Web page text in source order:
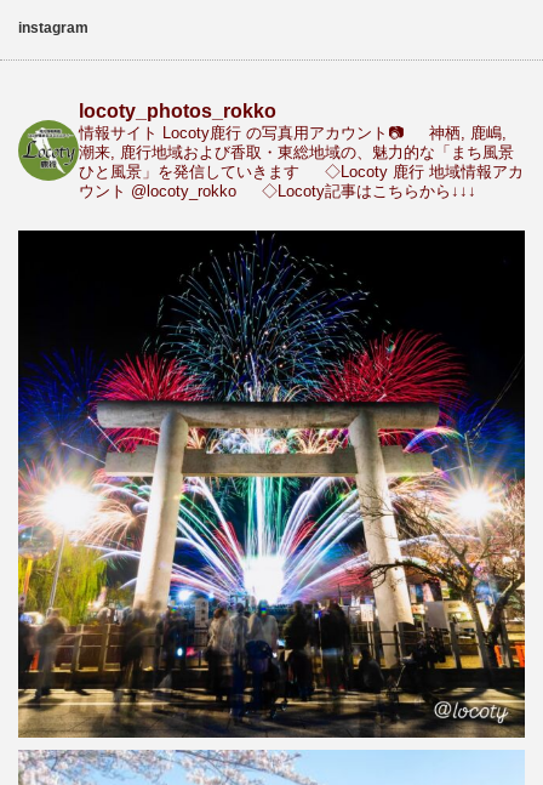
instagram
locoty_photos_rokko
情報サイト Locoty鹿行 の写真用アカウント📷
神栖, 鹿嶋,
潮来, 鹿行地域および香取・東総地域の、魅力的な「まち風景
ひと風景」を発信していきます
◇Locoty 鹿行 地域情報アカ
ウント @locoty_rokko ◇Locoty記事はこちらから↓↓↓